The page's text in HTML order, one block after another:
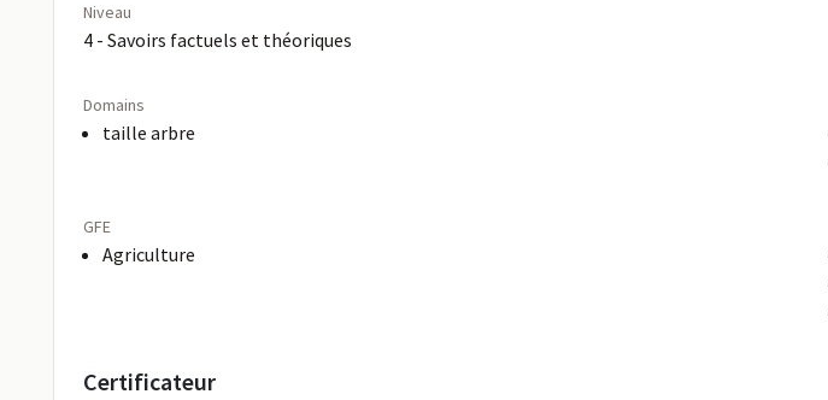
Niveau
4 - Savoirs factuels et théoriques
Domains
taille arbre
GFE
Agriculture
Certificateur